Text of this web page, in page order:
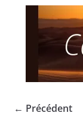
← Précédent